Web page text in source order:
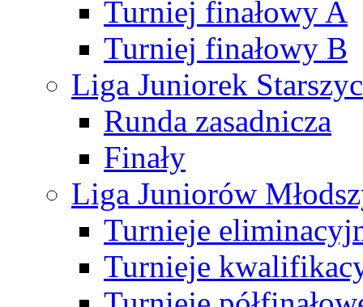
Turniej finałowy A
Turniej finałowy B
Liga Juniorek
Runda zasadnicza
Finały
Liga Juniorów
Turnieje
Turnieje